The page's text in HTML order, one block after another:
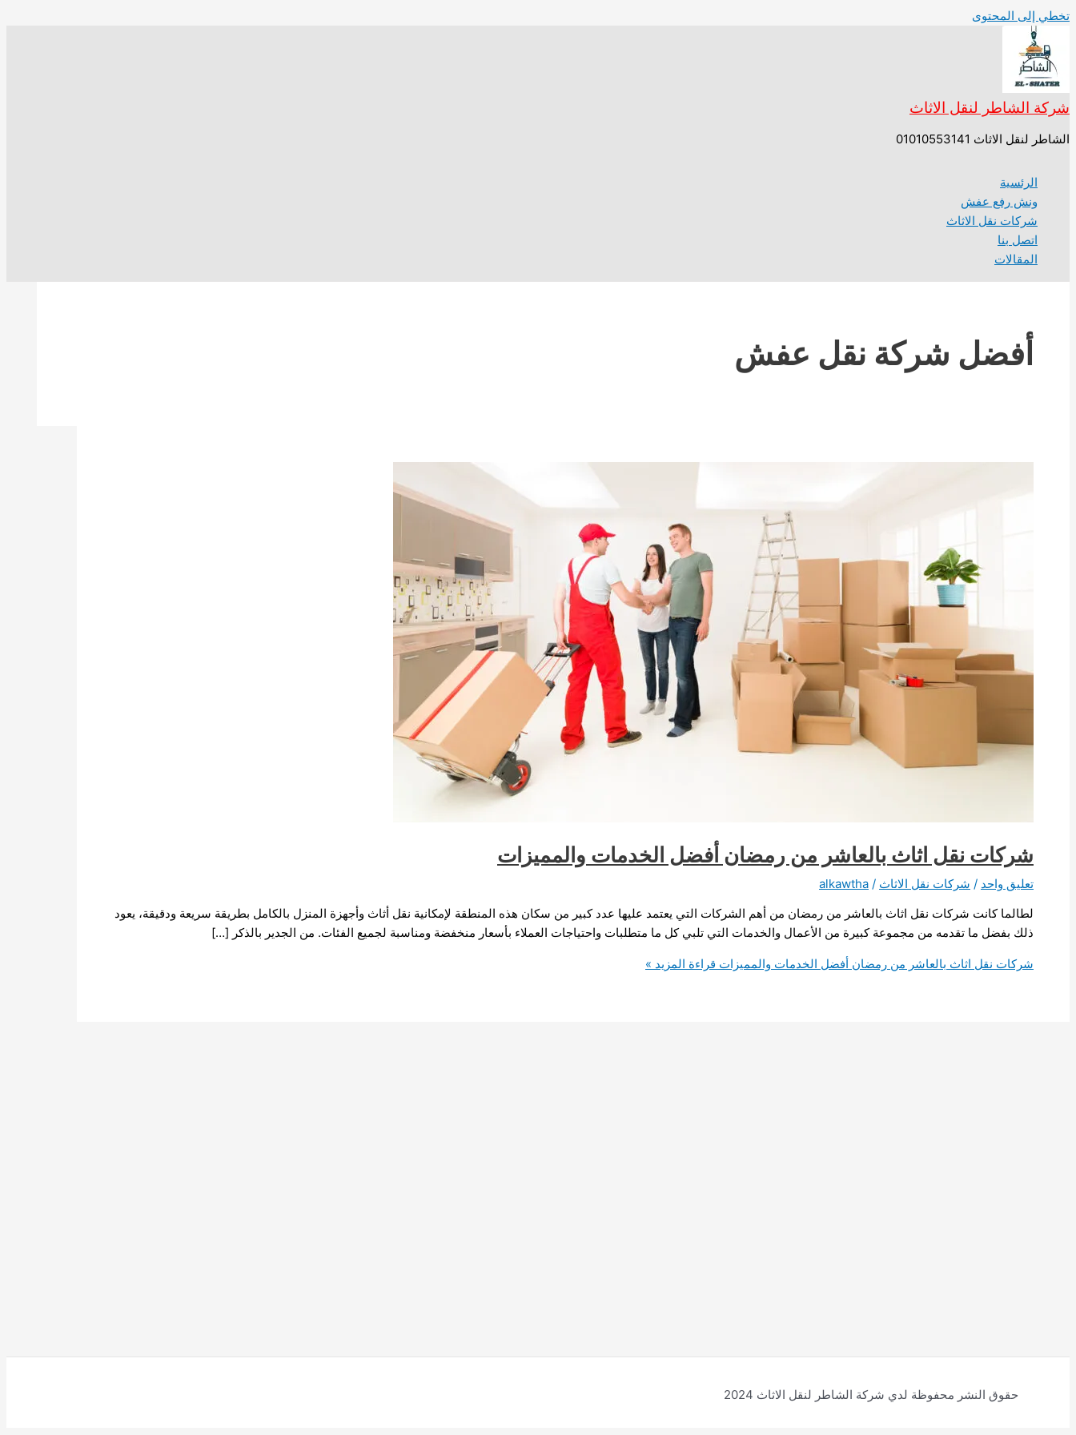
تخطي إلى المحتوى
شركة الشاطر لنقل الاثاث
الشاطر لنقل الاثاث 01010553141
الرئسية
ونش رفع عفش
شركات نقل الاثاث
اتصل بنا
المقالات
أفضل شركة نقل عفش
شركات نقل اثاث بالعاشر من رمضان أفضل الخدمات والمميزات
تعليق واحد / شركات نقل الاثاث /
alkawtha
لطالما كانت شركات نقل اثاث بالعاشر من رمضان من أهم الشركات التي يعتمد عليها عدد كبير من سكان هذه المنطقة لإمكانية نقل أثاث وأجهزة المنزل بالكامل بطريقة سريعة ودقيقة، يعود
ذلك بفضل ما تقدمه من مجموعة كبيرة من الأعمال والخدمات التي تلبي كل ما متطلبات واحتياجات العملاء بأسعار منخفضة ومناسبة لجميع الفئات. من الجدير بالذكر […]
شركات نقل اثاث بالعاشر من رمضان أفضل الخدمات والمميزات قراءة المزيد »
حقوق النشر محفوظة لدي شركة الشاطر لنقل الاثاث 2024